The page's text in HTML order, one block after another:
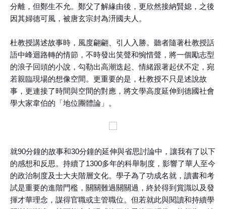
分離，但鄭生不允。鄭父了解緣由後，更欣然接納賢媳，之後
因其婦德可風，被唐玄宗封為汧國夫人。
杜教授講述故事時，風度翩翩、引人入勝。聽者隨著杜教授話
語中峰迴路轉的情節，不時發出笑聲和惋惜聲，將一個勵志型
的浪子回頭的小說，勾勒出高潮迭起、情緒跟著起伏不定，宛
若親臨現場的想像空間。更重要的是，杜教授不只是述說故
事，更連接了時間與空間的對應，將文學高度延伸到德國社會
學大家韋伯的「地位團體論」。
就90分鐘的故事和30分鐘的延伸與省思討論中，讓我有了以下
的感想和反思。持續了1300多年的科舉制度，影響了華人至今
的政治制度及士大夫階層文化。學子為了功成名就，讀書和考
試是重要的進階門檻，關關難過關關過，終於得到賞識以及發
揮才華理念，謀得官職或主管職位。但若就此與閱讀和持續學